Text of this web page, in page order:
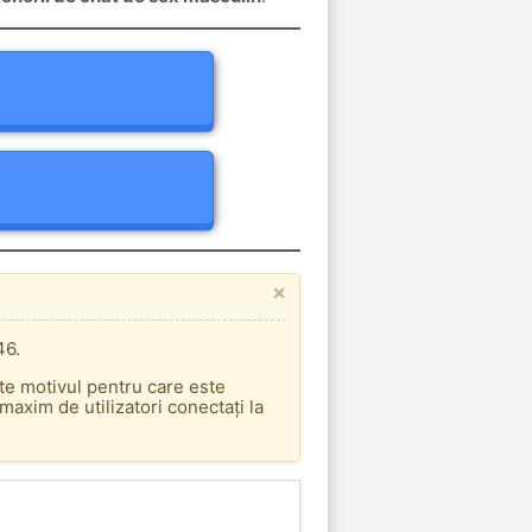
×
motivul pentru care este
de utilizatori conectați la